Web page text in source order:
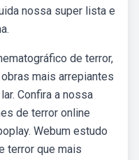
nossa super lista e
de terror,
mais arrepiantes
Confira a nossa
de terror online
Webum estudo
terror que mais